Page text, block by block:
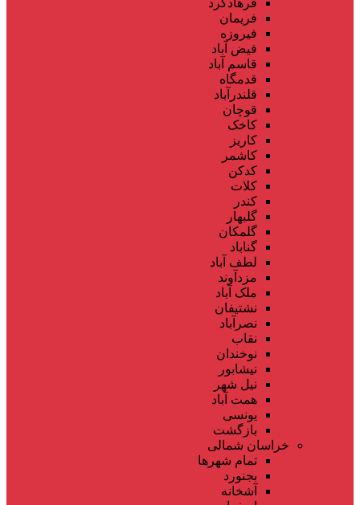
فریمان
فیروزه
فیض آباد
قاسم آباد
قدمگاه
قلندرآباد
قوچان
کاخک
کاریز
کاشمر
کدکن
کلات
کندر
گلبهار
گلمکان
گناباد
لطف آباد
مزدآوند
ملک آباد
نشتیفان
نصرآباد
نقاب
نوخندان
نیشابور
نیل شهر
همت آباد
یونسی
بازگشت
خراسان شمالی
تمام شهر‌ها
بجنورد
آشخانه